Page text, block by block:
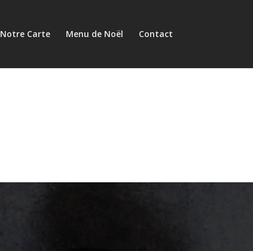
Notre Carte Menu de Noël Contact